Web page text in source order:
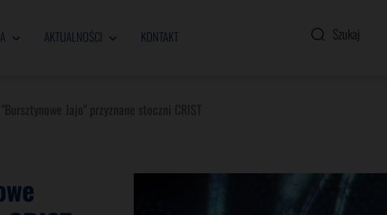
AKTUALNOŚCI KONTAKT